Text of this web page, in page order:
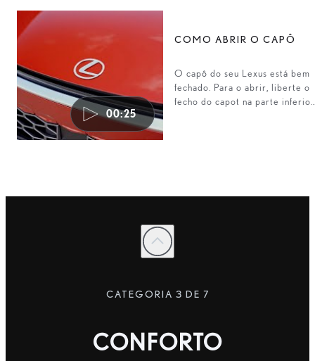
00:25
COMO ABRIR O CAPÔ
O capô do seu Lexus está bem
fechado. Para o abrir, liberte o
fecho do capot na parte inferior
CATEGORIA 3 DE 7
CONFORTO